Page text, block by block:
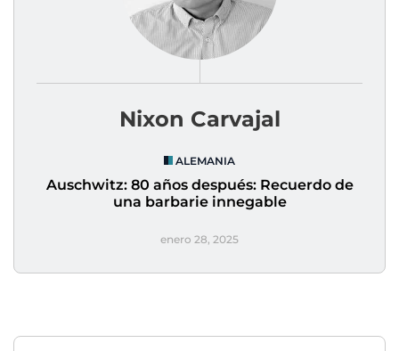
Nixon Carvajal
ALEMANIA
Auschwitz: 80 años después: Recuerdo de
una barbarie innegable
enero 28, 2025